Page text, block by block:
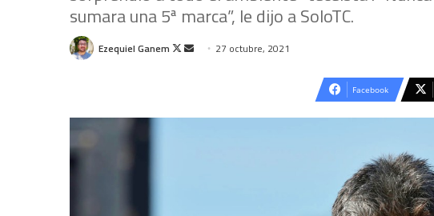
sumara una 5ª marca”, le dijo a SoloTC.
Ezequiel Ganem
Follow
Send 27 octubre, 2021
Facebook